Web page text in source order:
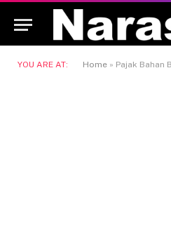
YOU ARE AT: Home » Pajak Bahan